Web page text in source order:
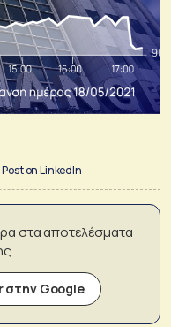
Post on LinkedIn
στα αποτελέσματα
στην Google